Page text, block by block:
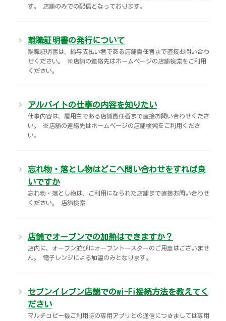
す。 店舗のみでの配信となっております。
離職証明書の発行について
離職証明書は、給与支払い者である店舗責任者まで直接お問い合わ
せください。 ※店舗の連絡先はホームページの店舗検索をご利用
ください。
アルバイトの仕事の内容を知りたい
仕事内容は、雇用主である店舗責任者まで直接お問い合わせくださ
い。 ※店舗の連絡先はホームページの店舗検索をご利用くださ
い。
忘れ物・落とし物はどこへ問い合わせをすれば良
いですか
忘れ物・落とし物は、ご利用になられた店舗まで直接お問い合わせ
ください。 店舗検索
店舗でオーブンでの加熱はできますか？
店内に、オーブン並びにオーブントースターのご用意はございませ
ん。 電子レンジによる加温のみとなります。
セブンイレブン店舗でのwi-Fi接続方法を教えてく
ださい
マルチコピー機ご利用時の専用アプリとの通信につきましては専用